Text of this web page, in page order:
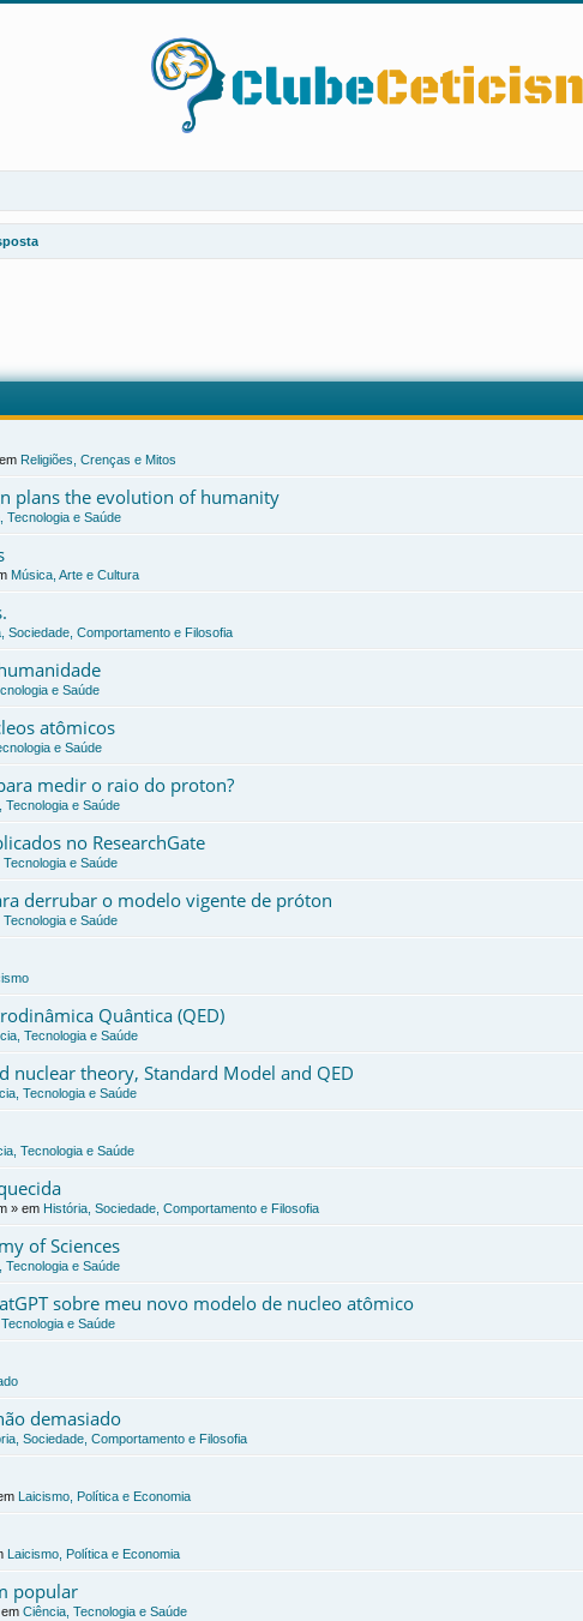
Religiões, Crenças e Mitos
plans the evolution of humanity
Tecnologia e Saúde
Música, Arte e Cultura
Sociedade, Comportamento e Filosofia
e Saúde
atômicos
e Saúde
medir o raio do proton?
Tecnologia e Saúde
no ResearchGate
Tecnologia e Saúde
derrubar o modelo vigente de próton
Tecnologia e Saúde
Quântica (QED)
Tecnologia e Saúde
nuclear theory, Standard Model and QED
Tecnologia e Saúde
Tecnologia e Saúde
» em História, Sociedade, Comportamento e Filosofia
of Sciences
Tecnologia e Saúde
sobre meu novo modelo de nucleo atômico
e Saúde
demasiado
Sociedade, Comportamento e Filosofia
Laicismo, Política e Economia
Laicismo, Política e Economia
popular
Ciência, Tecnologia e Saúde